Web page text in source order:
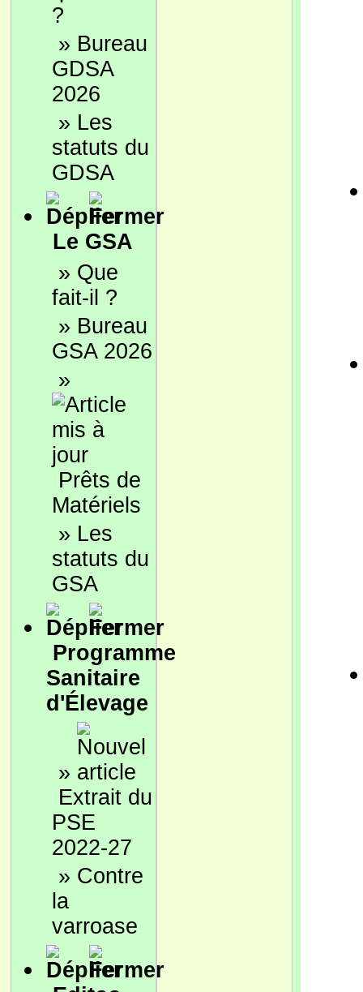
?
» Bureau
GDSA
2026
» Les
statuts du
GDSA
Le GSA
» Que
fait-il ?
» Bureau
GSA 2026
»
Prêts de
Matériels
» Les
statuts du
GSA
Programme
Sanitaire
d'Élevage
»
Extrait du
PSE
2022-27
» Contre
la
varroase